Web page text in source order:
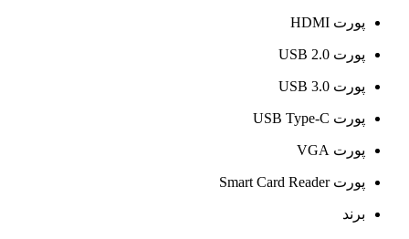
پورت HDMI
پورت USB 2.0
پورت USB 3.0
پورت USB Type-C
پورت VGA
پورت Smart Card Reader
برند